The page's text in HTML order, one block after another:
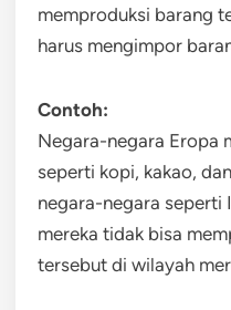
memproduksi barang
harus mengimpor
Contoh:
Negara-negara Eropa
seperti kopi, kakao,
negara-negara seperti
mereka tidak bisa
tersebut di wilayah